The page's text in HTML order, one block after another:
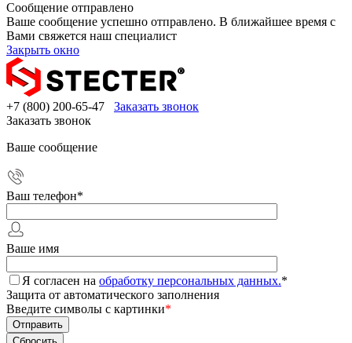
Сообщение отправлено
Ваше сообщение успешно отправлено. В ближайшее время с
Вами свяжется наш специалист
Закрыть окно
+7 (800) 200-65-47
Заказать звонок
Заказать звонок
Ваше сообщение
Ваш телефон*
Ваше имя
Я согласен на обработку персональных данных.*
Защита от автоматического заполнения
Введите символы с картинки*